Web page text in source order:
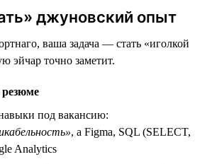
джуновский опыт
ваша задача — стать «иголкой
эйчар точно заметит.
под вакансию:
, а Figma, SQL (SELECT,
Analytics